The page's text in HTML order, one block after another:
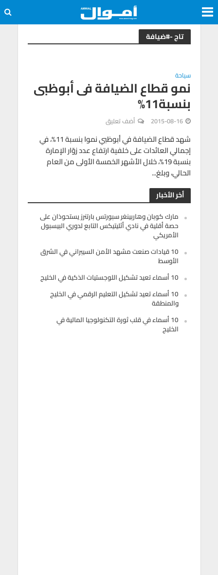
تاج -#ضيافة
سياحة
نمو قطاع الضيافة فى أبوظبى
بنسبة11%
2015-08-16 أضف تعليق
شهد قطاع الضيافة في أبوظبي نموا بنسبة 11%، في
إجمالي العائدات على خلفية ارتفاع عدد زوّار الإمارة
بنسبة 19%، خلال الأشهر الخمسة الأولى من العام
الحالي، وبلغ...
أخر الأخبار
مارك كوبان وهاربينغر سبورتس بارتنرز يستحوذان على
حصة أقلية في نادي أثليتيكس التابع لدوري البيسبول
الأمريكي
10 قيادات صنعت مشهد الأمن السيبراني في الشرق
الأوسط
10 أسماء تعيد تشكيل اللوجستيات الذكية في الخليج
10 أسماء تعيد تشكيل التعليم الرقمي في الخليج
والمنطقة
10 أسماء في قلب ثورة التكنولوجيا المالية في
الخليج